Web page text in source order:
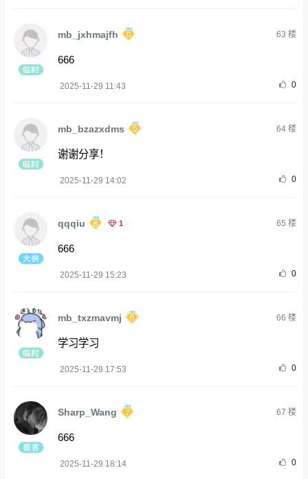
mb_jxhmajfh 63 楼
666
2025-11-29 11:43 0
mb_bzazxdms 64楼
谢谢分享！
2025-11-29 14:02 0
qqqiu 1 65 楼
666
2025-11-29 15:23 0
mb_txzmavmj 66 楼
学习学习
2025-11-29 17:53 0
Sharp_Wang 67 楼
666
2025-11-29 18:14 0